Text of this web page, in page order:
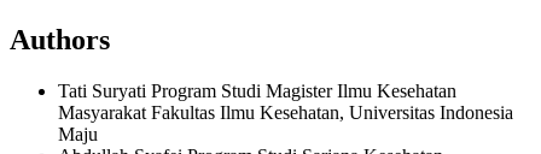
Authors
Tati Suryati Program Studi Magister Ilmu Kesehatan
Masyarakat Fakultas Ilmu Kesehatan, Universitas Indonesia
Maju